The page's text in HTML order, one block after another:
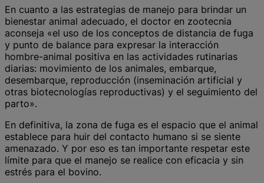
En cuanto a las estrategias de manejo para brindar un
bienestar animal adecuado, el doctor en zootecnia
aconseja «el uso de los conceptos de distancia de fuga
y punto de balance para expresar la interacción
hombre-animal positiva en las actividades rutinarias
diarias: movimiento de los animales, embarque,
desembarque, reproducción (inseminación artificial y
otras biotecnologías reproductivas) y el seguimiento del
parto».
En definitiva, la zona de fuga es el espacio que el animal
establece para huir del contacto humano si se siente
amenazado. Y por eso es tan importante respetar este
límite para que el manejo se realice con eficacia y sin
estrés para el bovino.